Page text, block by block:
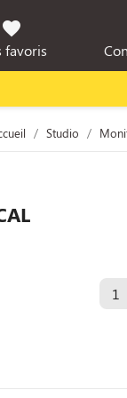
favorite
favoris
Studio